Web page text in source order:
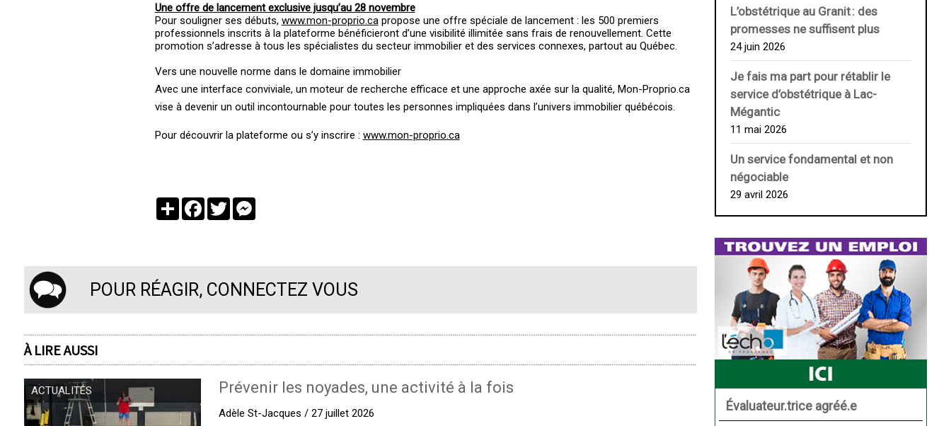
Une offre de lancement exclusive jusqu’au 28 novembre
Pour souligner ses débuts, www.mon-proprio.capropose une offre spéciale de lancement : les 500 premiers
professionnels inscrits à la plateforme bénéficieront d’une visibilité illimitée sans frais de renouvellement. Cette
promotion s’adresse à tous les spécialistes du secteur immobilier et des services connexes, partout au Québec.
Vers une nouvelle norme dans le domaine immobilier
Avec une interface conviviale, un moteur de recherche efficace et une approche axée sur la qualité, Mon-Proprio.ca
vise à devenir un outil incontournable pour toutes les personnes impliquées dans l’univers immobilier québécois.
Pour découvrir la plateforme ou s’y inscrire : www.mon-proprio.ca
PartagerFacebook
TwitterMessenger
POUR RÉAGIR, CONNECTEZ VOUS
À LIRE AUSSI
ACTUALITÉS Prévenir les noyades, une activité à la fois
Adèle St-Jacques / 27 juillet 2026
L’obstétrique au ­Granit : des
promesses ne suffisent plus
24 juin 2026
Je fais ma part pour rétablir le
service d’obstétrique à Lac-
Mégantic
11 mai 2026
Un service fondamental et non
négociable
29 avril 2026
Évaluateur.trice agréé.e